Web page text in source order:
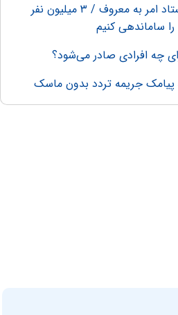
راهکارهای جنجالی دبیر ستاد امر به معروف / ۳ میلیون نفر
ساماندهی کنیم
پیامک جریمه تردد بدون ماسک